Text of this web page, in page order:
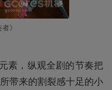
》
素，纵观全剧的节奏把
带来的割裂感十足的小